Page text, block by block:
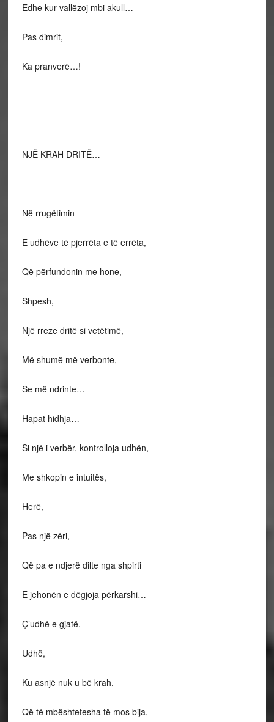
Edhe kur vallëzoj mbi akull…
Pas dimrit,
Ka pranverë…!
NJË KRAH DRITË…
Në rrugëtimin
E udhëve të pjerrëta e të errëta,
Që përfundonin me hone,
Shpesh,
Një rreze dritë si vetëtimë,
Më shumë më verbonte,
Se më ndrinte…
Hapat hidhja…
Si një i verbër, kontrolloja udhën,
Me shkopin e intuitës,
Herë,
Pas një zëri,
Që pa e ndjerë dilte nga shpirti
E jehonën e dëgjoja përkarshi…
Ç’udhë e gjatë,
Udhë,
Ku asnjë nuk u bë krah,
Që të mbështetesha të mos bija,